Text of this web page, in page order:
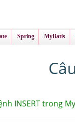
Spring MyBatis
INSERT trong